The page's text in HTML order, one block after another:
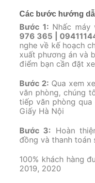
Các bước hướng
Bước 1: Nhấc máy
976 365 |
nghe về kế hoạch
xuất phương án và
điểm bạn cần đặt xe
Bước 2: Qua xem
văn phòng, chúng
tiếp văn phòng qua
Giấy Hà Nội
Bước 3: Hoàn
đồng và thanh toán
100% khách hàng
2019, 2020